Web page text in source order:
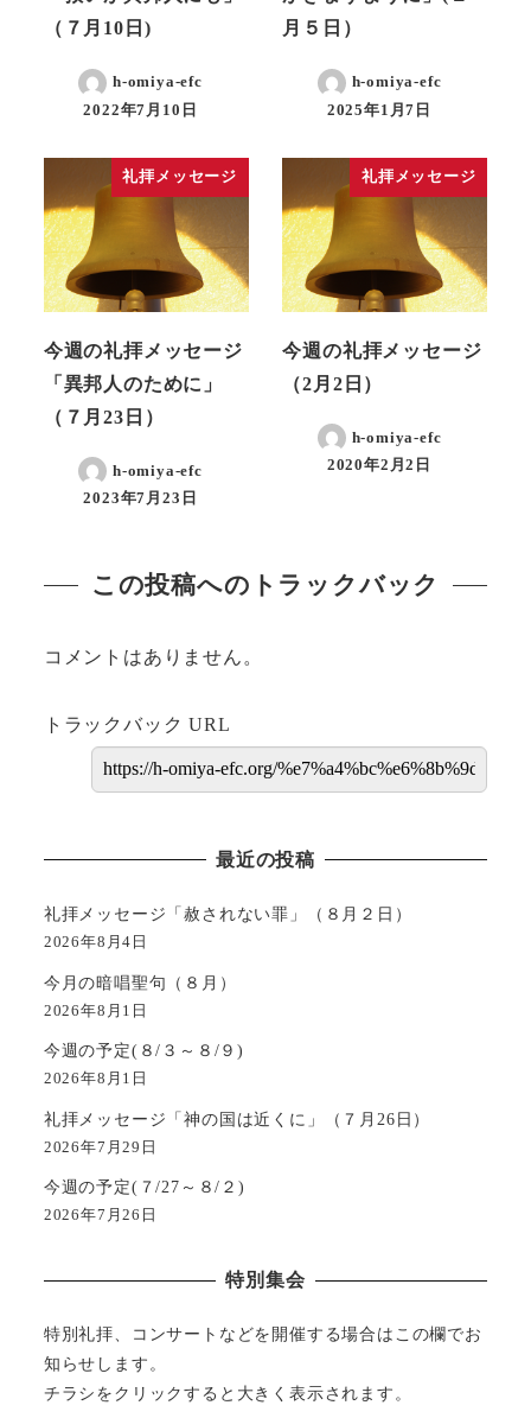
（７月10日)
h-omiya-efc
2022年7月10日
月５日）
h-omiya-efc
2025年1月7日
礼拝メッセージ
今週の礼拝メッセージ
「異邦人のために」
（７月23日）
h-omiya-efc
2023年7月23日
礼拝メッセージ
今週の礼拝メッセージ
（2月2日）
h-omiya-efc
2020年2月2日
この投稿へのトラックバック
コメントはありません。
トラックバック URL
最近の投稿
礼拝メッセージ「赦されない罪」（８月２日）
2026年8月4日
今月の暗唱聖句（８月）
2026年8月1日
今週の予定(８/３～８/９)
2026年8月1日
礼拝メッセージ「神の国は近くに」（７月26日）
2026年7月29日
今週の予定(７/27～８/２)
2026年7月26日
特別集会
特別礼拝、コンサートなどを開催する場合はこの欄でお
知らせします。
チラシをクリックすると大きく表示されます。